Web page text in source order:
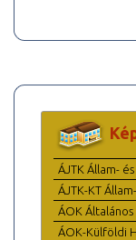
ÁJTK Állam-
ÁJTK-KT
ÁOK
ÁOK-Külföldi